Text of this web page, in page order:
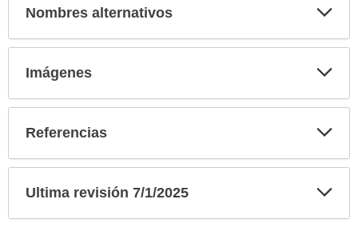
Nombres alternativos
Imágenes
Referencias
Ultima revisión 7/1/2025